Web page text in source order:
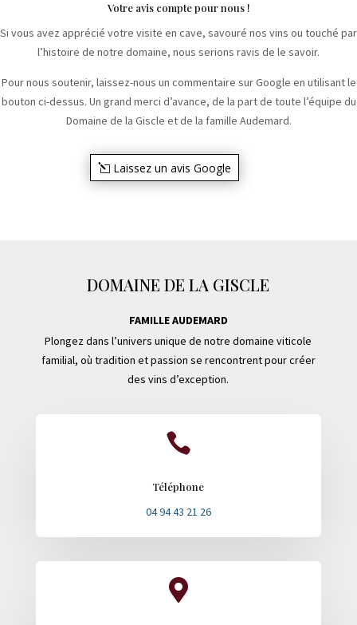
Votre avis compte pour nous !
Si vous avez apprécié votre visite en cave, savouré nos vins ou touché par
l’histoire de notre domaine, nous serions ravis de le savoir.
Pour nous soutenir, laissez-nous un commentaire sur Google en utilisant le
bouton ci-dessus. Un grand merci d’avance, de la part de toute l’équipe du
Domaine de la Giscle et de la famille Audemard.
Laissez un avis Google
DOMAINE DE LA GISCLE
FAMILLE AUDEMARD
Plongez dans l’univers unique de notre domaine viticole
familial, où tradition et passion se rencontrent pour créer
des vins d’exception.

Téléphone
04 94 43 21 26
